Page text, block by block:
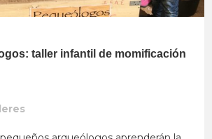
taller infantil de momificación